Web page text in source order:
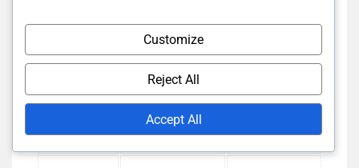
Partidos de
Duración
Partido
Hasta 5 días
50 overs por
Customize
Reject All
Accept All